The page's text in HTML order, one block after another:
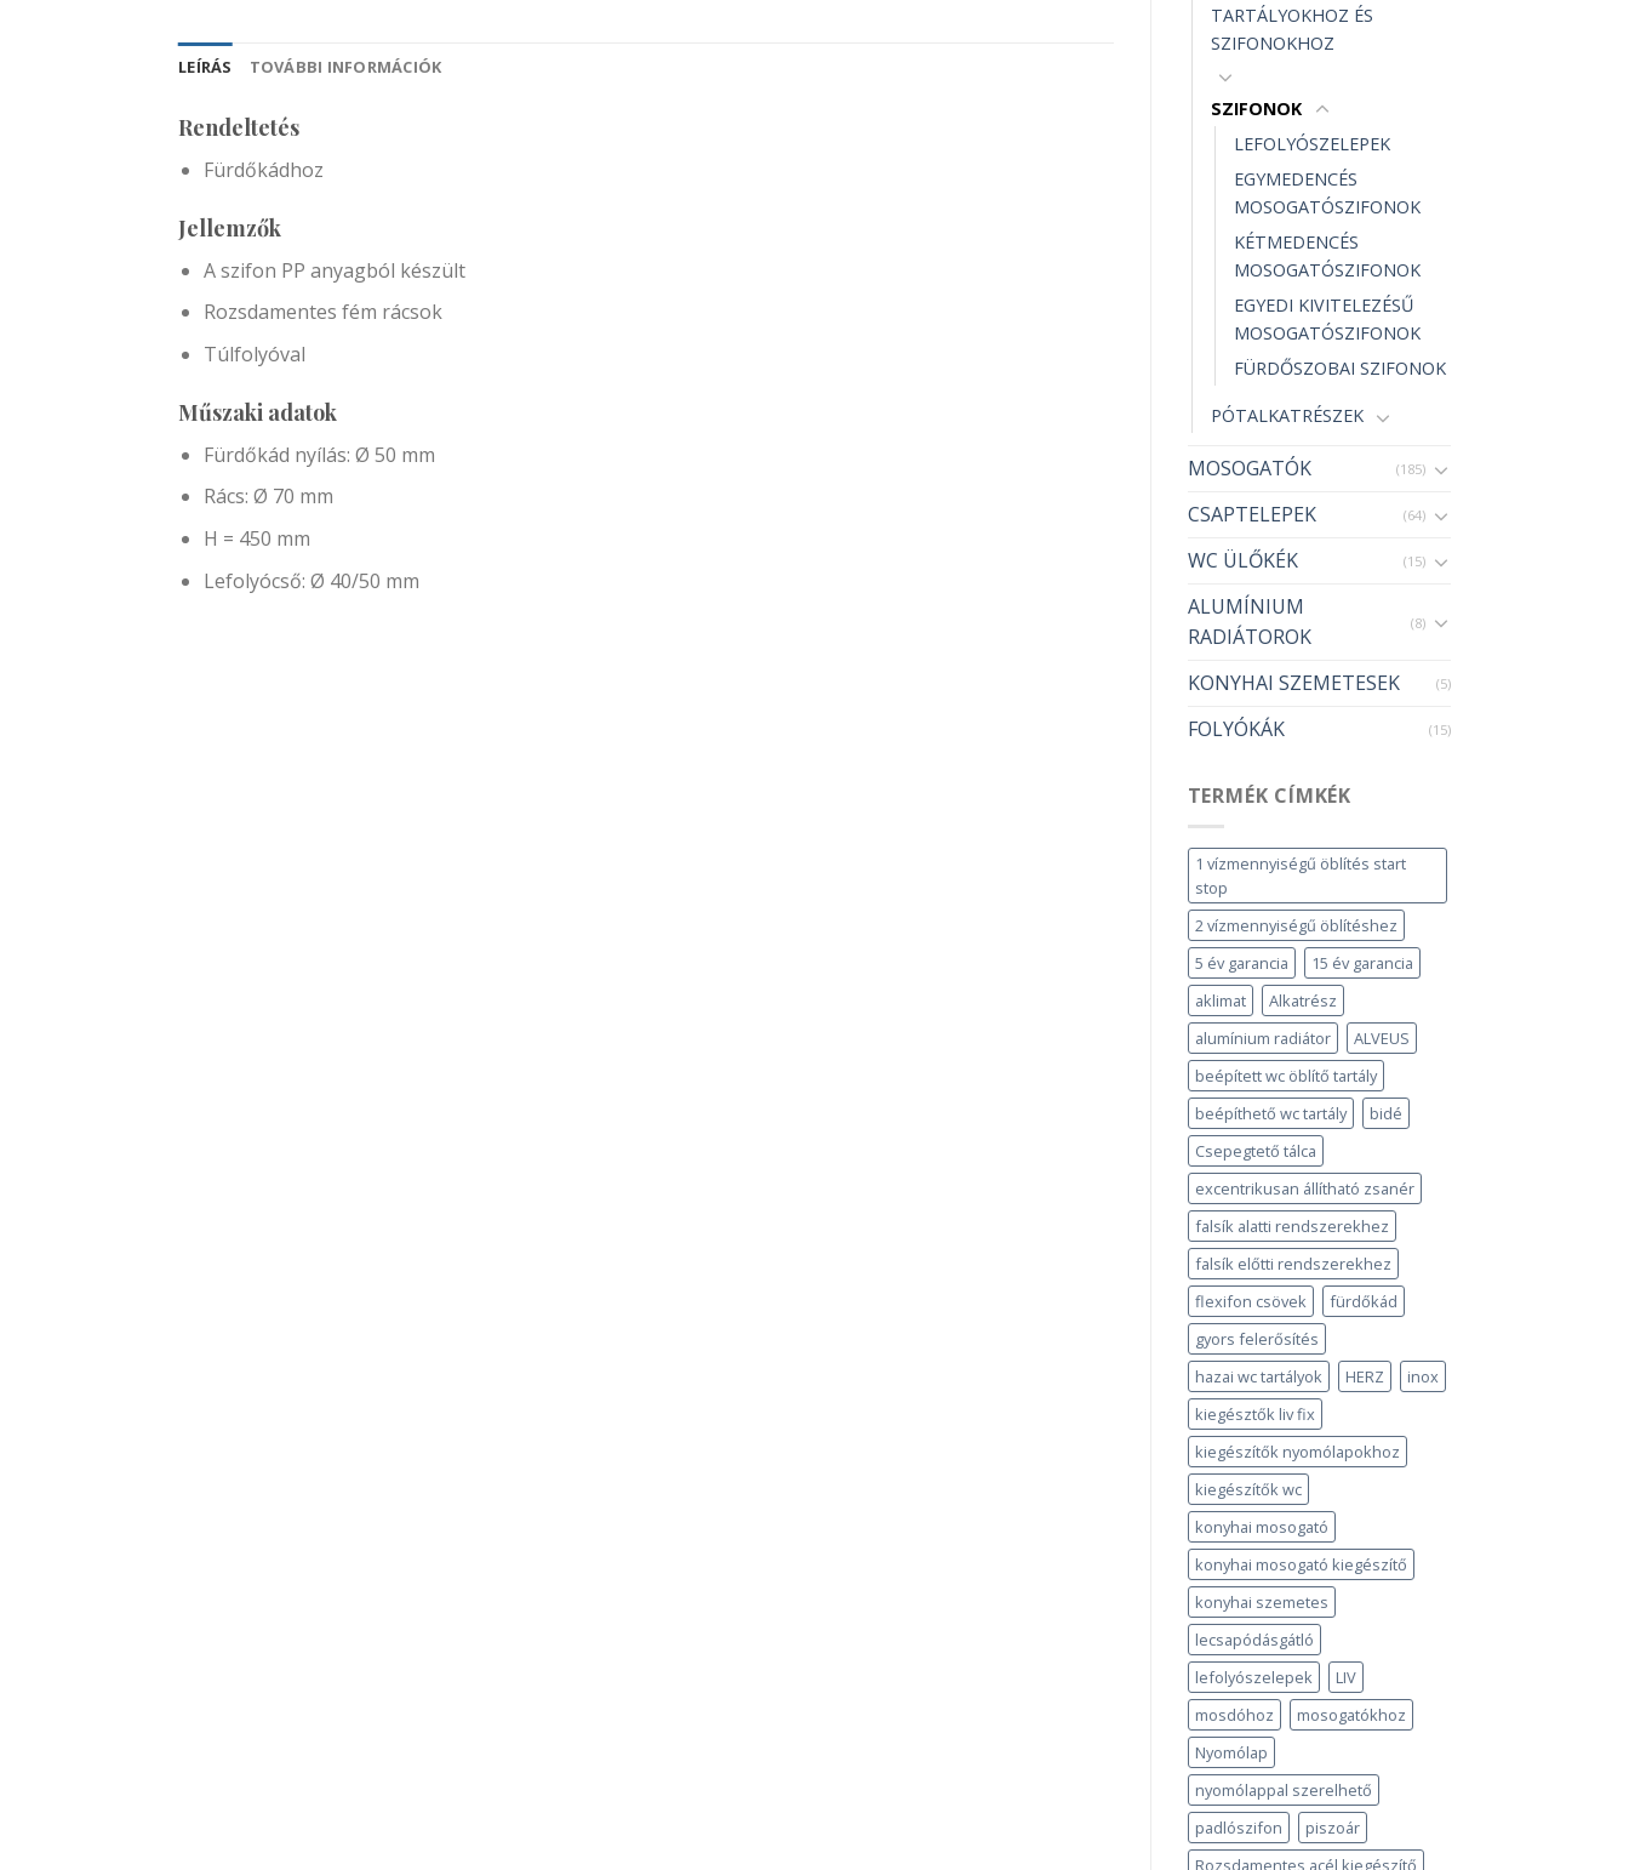
TARTÁLYOKHOZ ÉS
SZIFONOKHOZ
SZIFONOK
LEFOLYÓSZELEPEK
EGYMEDENCÉS
MOSOGATÓSZIFONOK
KÉTMEDENCÉS
MOSOGATÓSZIFONOK
EGYEDI KIVITELEZÉSŰ
MOSOGATÓSZIFONOK
FÜRDŐSZOBAI SZIFONOK
PÓTALKATRÉSZEK
MOSOGATÓK (185)
CSAPTELEPEK (64)
WC ÜLŐKÉK (15)
ALUMÍNIUM
RADIÁTOROK
(8)
KONYHAI SZEMETESEK (5)
FOLYÓKÁK (15)
TERMÉK CÍMKÉK
1 vízmennyiségű öblítés start
stop
2 vízmennyiségű öblítéshez
5 év garancia
15 év garancia
aklimat
Alkatrész
alumínium radiátor
ALVEUS
beépített wc öblítő tartály
beépíthető wc tartály
bidé
Csepegtető tálca
excentrikusan állítható zsanér
falsík alatti rendszerekhez
falsík előtti rendszerekhez
flexifon csövek
fürdőkád
gyors felerősítés
hazai wc tartályok
HERZ
inox
kiegésztők liv fix
kiegészítők nyomólapokhoz
kiegészítők wc
konyhai mosogató
konyhai mosogató kiegészítő
konyhai szemetes
lecsapódásgátló
lefolyószelepek
LIV
mosdóhoz
mosogatókhoz
Nyomólap
nyomólappal szerelhető
padlószifon
piszoár
Rozsdamentes acél kiegészítő
LEÍRÁS TOVÁBBI INFORMÁCIÓK
Rendeltetés
Fürdőkádhoz
Jellemzők
A szifon PP anyagból készült
Rozsdamentes fém rácsok
Túlfolyóval
Műszaki adatok
Fürdőkád nyílás: Ø 50 mm
Rács: Ø 70 mm
H = 450 mm
Lefolyócső: Ø 40/50 mm